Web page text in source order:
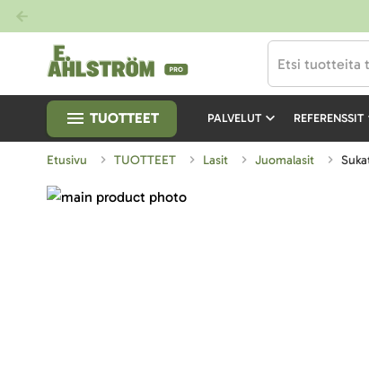
TUOTTEET PALVELUT REFERENSSIT
Etusivu TUOTTEET Lasit Juomalasit
Skip